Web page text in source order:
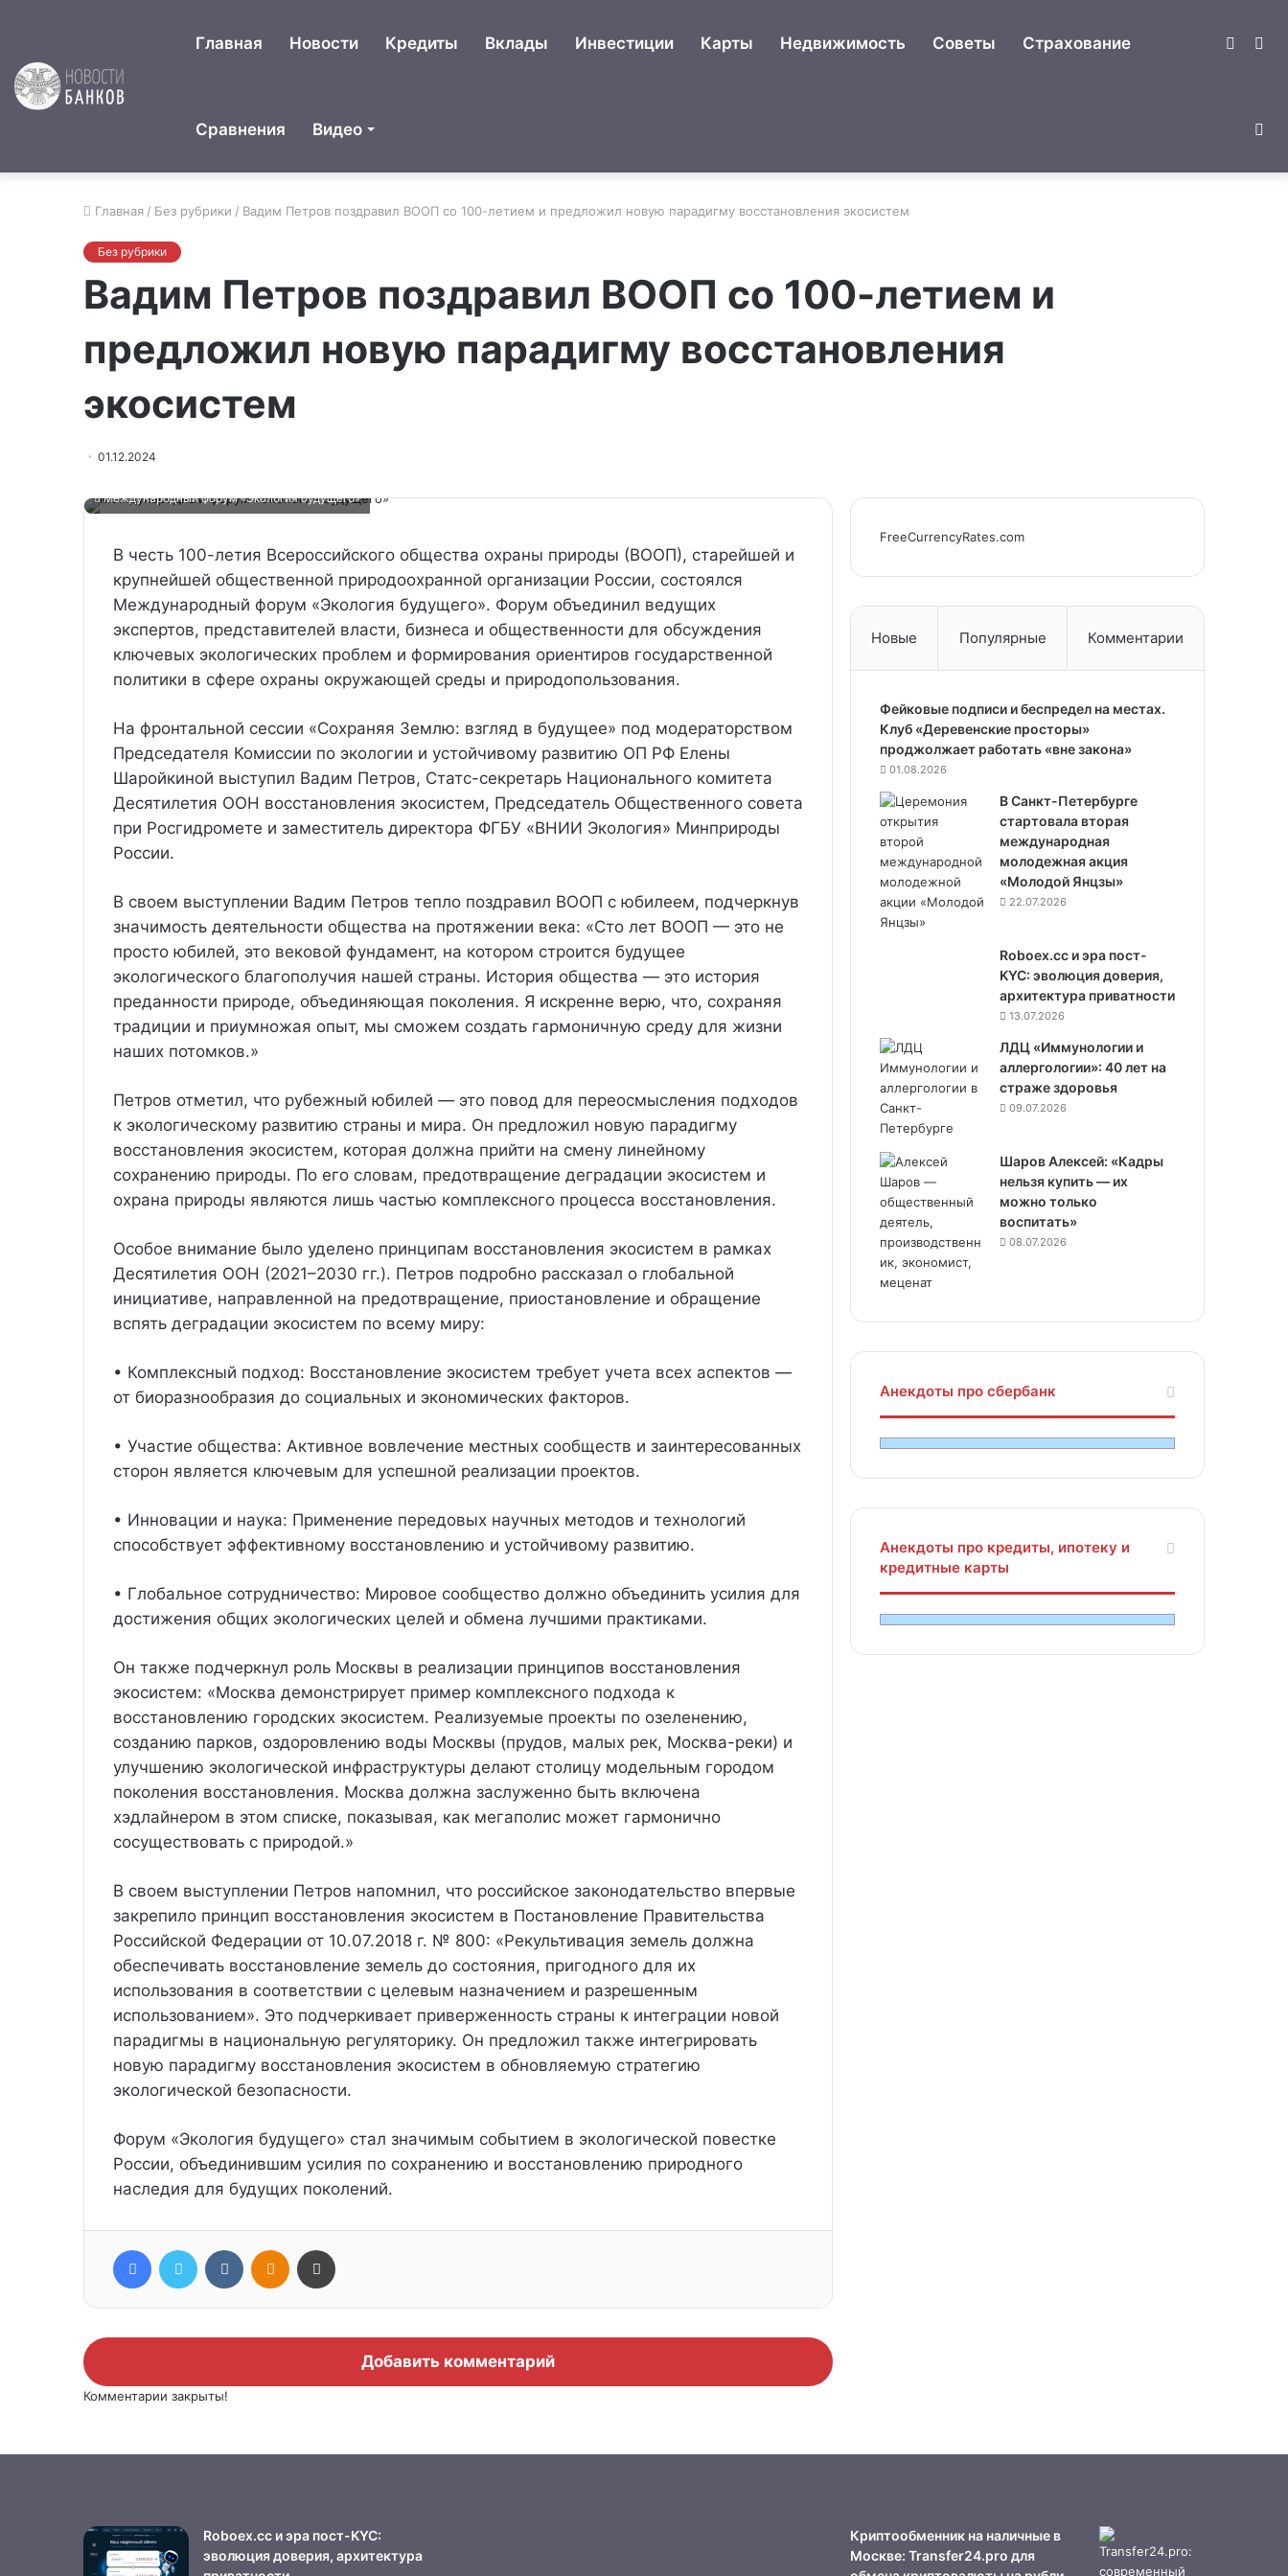
Главная Новости Кредиты Вклады Инвестиции Карты Недвижимость Советы Страхование
Сравнения Видео
Switch
skin
Главная / Без рубрики / Вадим Петров поздравил ВООП со 100-летием и предложил новую парадигму восстановления экосистем
Без рубрики
Вадим Петров поздравил ВООП со 100-летием и
предложил новую парадигму восстановления
экосистем
01.12.2024
Международный форум «Экология будущего»
В честь 100-летия Всероссийского общества охраны природы (ВООП), старейшей и
крупнейшей общественной природоохранной организации России, состоялся
Международный форум «Экология будущего». Форум объединил ведущих
экспертов, представителей власти, бизнеса и общественности для обсуждения
ключевых экологических проблем и формирования ориентиров государственной
политики в сфере охраны окружающей среды и природопользования.
На фронтальной сессии «Сохраняя Землю: взгляд в будущее» под модераторством
Председателя Комиссии по экологии и устойчивому развитию ОП РФ Елены
Шаройкиной выступил Вадим Петров, Статс-секретарь Национального комитета
Десятилетия ООН восстановления экосистем, Председатель Общественного совета
при Росгидромете и заместитель директора ФГБУ «ВНИИ Экология» Минприроды
России.
В своем выступлении Вадим Петров тепло поздравил ВООП с юбилеем, подчеркнув
значимость деятельности общества на протяжении века: «Сто лет ВООП — это не
просто юбилей, это вековой фундамент, на котором строится будущее
экологического благополучия нашей страны. История общества — это история
преданности природе, объединяющая поколения. Я искренне верю, что, сохраняя
традиции и приумножая опыт, мы сможем создать гармоничную среду для жизни
наших потомков.»
Петров отметил, что рубежный юбилей — это повод для переосмысления подходов
к экологическому развитию страны и мира. Он предложил новую парадигму
восстановления экосистем, которая должна прийти на смену линейному
сохранению природы. По его словам, предотвращение деградации экосистем и
охрана природы являются лишь частью комплексного процесса восстановления.
Особое внимание было уделено принципам восстановления экосистем в рамках
Десятилетия ООН (2021–2030 гг.). Петров подробно рассказал о глобальной
инициативе, направленной на предотвращение, приостановление и обращение
вспять деградации экосистем по всему миру:
• Комплексный подход: Восстановление экосистем требует учета всех аспектов —
от биоразнообразия до социальных и экономических факторов.
• Участие общества: Активное вовлечение местных сообществ и заинтересованных
сторон является ключевым для успешной реализации проектов.
• Инновации и наука: Применение передовых научных методов и технологий
способствует эффективному восстановлению и устойчивому развитию.
• Глобальное сотрудничество: Мировое сообщество должно объединить усилия для
достижения общих экологических целей и обмена лучшими практиками.
Он также подчеркнул роль Москвы в реализации принципов восстановления
экосистем: «Москва демонстрирует пример комплексного подхода к
восстановлению городских экосистем. Реализуемые проекты по озеленению,
созданию парков, оздоровлению воды Москвы (прудов, малых рек, Москва-реки) и
улучшению экологической инфраструктуры делают столицу модельным городом
поколения восстановления. Москва должна заслуженно быть включена
хэдлайнером в этом списке, показывая, как мегаполис может гармонично
сосуществовать с природой.»
В своем выступлении Петров напомнил, что российское законодательство впервые
закрепило принцип восстановления экосистем в Постановление Правительства
Российской Федерации от 10.07.2018 г. № 800: «Рекультивация земель должна
обеспечивать восстановление земель до состояния, пригодного для их
использования в соответствии с целевым назначением и разрешенным
использованием». Это подчеркивает приверженность страны к интеграции новой
парадигмы в национальную регуляторику. Он предложил также интегрировать
новую парадигму восстановления экосистем в обновляемую стратегию
экологической безопасности.
Форум «Экология будущего» стал значимым событием в экологической повестке
России, объединившим усилия по сохранению и восстановлению природного
наследия для будущих поколений.
FacebookTwitter ВконтактеОдноклассники
Добавить комментарий
Комментарии закрыты!
FreeCurrencyRates.com
Новые Популярные Комментарии
Фейковые подписи и беспредел на местах.
Клуб «Деревенские просторы»
проджолжает работать «вне закона»
01.08.2026
В Санкт-Петербурге
стартовала вторая
международная
молодежная акция
«Молодой Янцзы»
22.07.2026
Roboex.cc и эра пост-
KYC: эволюция доверия,
архитектура приватности
13.07.2026
ЛДЦ «Иммунологии и
аллергологии»: 40 лет на
страже здоровья
09.07.2026
Шаров Алексей: «Кадры
нельзя купить — их
можно только
воспитать»
08.07.2026
Анекдоты про сбербанк
Анекдоты про кредиты, ипотеку и
кредитные карты
Roboex.cc и эра пост-KYC:
эволюция доверия, архитектура
Криптообменник на наличные в
Москве: Transfer24.pro для